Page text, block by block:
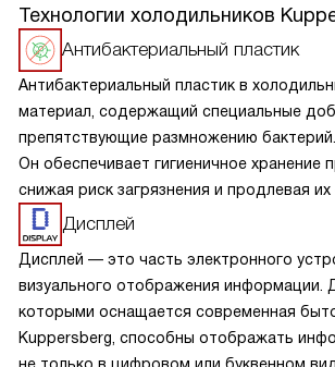
Технологии холодильников
Антибактериальный пластик
Антибактериальный пластик в
материал, содержащий специальные
препятствующие размножению бактерий.
Он обеспечивает гигиеничное хранение
снижая риск загрязнения и продлевая их
пластик предотвращает неприятные
создавая безопасные условия для
особенно важно для семей с маленькими
пожилыми людьми, где здоровье и
продуктов имеют первостепенное
Дисплей
Дисплей — это часть электронного
визуального отображения информации.
которыми оснащается современная
Kuppersberg, способны отображать